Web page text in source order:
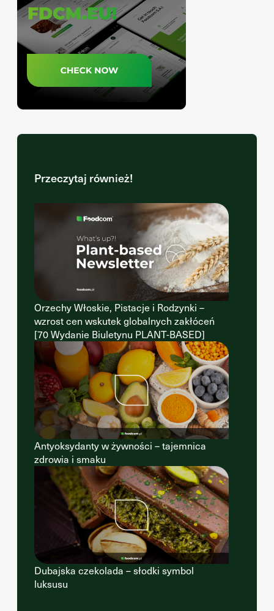
Przeczytaj również!
Orzechy Włoskie, Pistacje i Rodzynki –
wzrost cen wskutek globalnych zakłóceń
[70 Wydanie Biuletynu PLANT-BASED]
Antyoksydanty w żywności – tajemnica
zdrowia i smaku
Dubajska czekolada – słodki symbol
luksusu